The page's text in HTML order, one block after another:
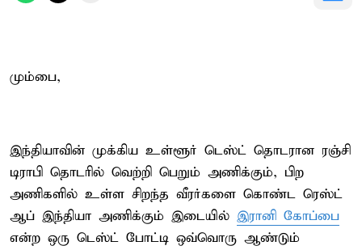
மும்பை,
இந்தியாவின் முக்கிய உள்ளூர் டெஸ்ட் தொடரான ரஞ்சி
டிராபி தொடரில் வெற்றி பெறும் அணிக்கும், பிற
அணிகளில் உள்ள சிறந்த வீரர்களை கொண்ட ரெஸ்ட்
ஆப் இந்தியா அணிக்கும் இடையில் இரானி கோப்பை
என்ற ஒரு டெஸ்ட் போட்டி ஒவ்வொரு ஆண்டும்